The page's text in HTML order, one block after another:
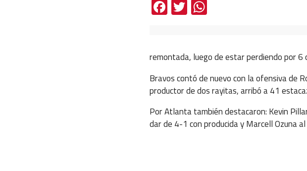
Facebook
Twitter
remontada, luego de estar perdiendo por
Bravos contó de nuevo con la ofensiva de
productor de dos rayitas, arribó a 41
Por Atlanta también destacaron: Kevin
dar de 4-1 con producida y Marcell Ozuna